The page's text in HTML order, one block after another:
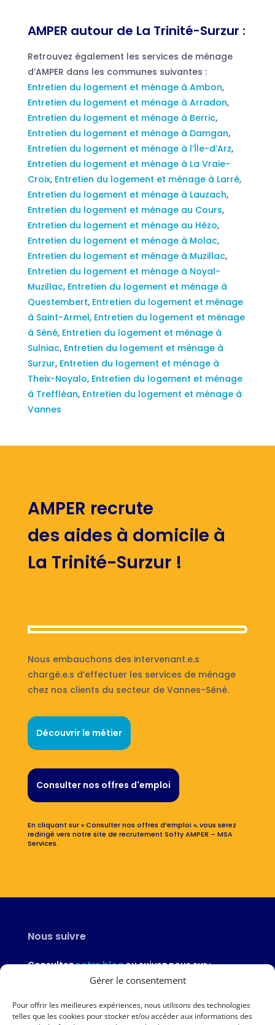
Gérer le consentement
Pour offrir les meilleures expériences, nous utilisons des technologies
telles que les cookies pour stocker et/ou accéder aux informations des
AMPER autour de La Trinité-Surzur :
Retrouvez également les services de ménage
d’AMPER dans les communes suivantes :
Entretien du logement et ménage à Ambon,
Entretien du logement et ménage à Arradon,
Entretien du logement et ménage à Berric,
Entretien du logement et ménage à Damgan,
Entretien du logement et ménage à l’Île-d’Arz,
Entretien du logement et ménage à La Vraie-
Croix, Entretien du logement et ménage à Larré,
Entretien du logement et ménage à Lauzach,
Entretien du logement et ménage au Cours,
Entretien du logement et ménage au Hézo,
Entretien du logement et ménage à Molac,
Entretien du logement et ménage à Muzillac,
Entretien du logement et ménage à Noyal-
Muzillac, Entretien du logement et ménage à
Questembert, Entretien du logement et ménage
à Saint-Armel, Entretien du logement et ménage
à Séné, Entretien du logement et ménage à
Sulniac, Entretien du logement et ménage à
Surzur, Entretien du logement et ménage à
Theix-Noyalo, Entretien du logement et ménage
à Treffléan, Entretien du logement et ménage à
Vannes
AMPER recrute
des aides à domicile à
La Trinité-Surzur !
Nous embauchons des intervenant.e.s
chargé.e.s d’effectuer les services de ménage
chez nos clients du secteur de Vannes-Séné.
Découvrir le métier
Consulter nos offres d'emploi
En cliquant sur « Consulter nos offres d’emploi », vous serez
redirigé vers notre site de recrutement Softy AMPER – MSA
Services.
Nous suivre
Consulteznotre blogou suivez nous sur :